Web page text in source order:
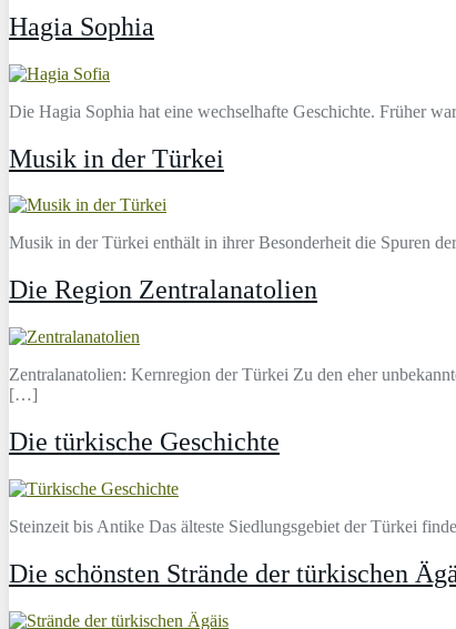
Hagia Sophia
Die Hagia Sophia hat eine wechselhafte Geschichte. Früher
Musik in der Türkei
Musik in der Türkei enthält in ihrer Besonderheit die Spuren
Die Region Zentralanatolien
Zentralanatolien: Kernregion der Türkei Zu den eher
[…]
Die türkische Geschichte
Steinzeit bis Antike Das älteste Siedlungsgebiet der Türkei
Die schönsten Strände der türkischen